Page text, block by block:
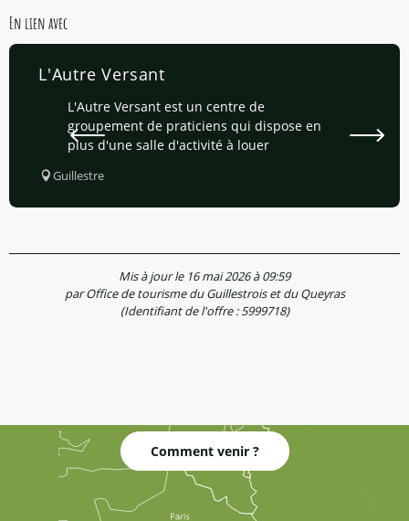
En lien avec
L'Autre Versant
L'Autre Versant est un centre de
groupement de praticiens qui dispose en
plus d'une salle d'activité à louer
Guillestre
Mis à jour le 16 mai 2026 à 09:59
par Office de tourisme du Guillestrois et du Queyras
(Identifiant de l'offre :5999718)
Comment venir ?